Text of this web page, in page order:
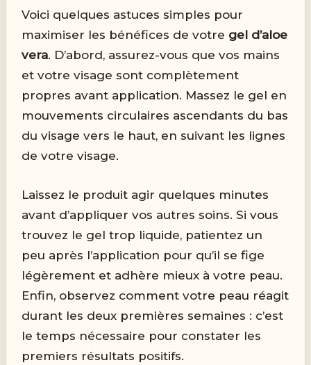
Voici quelques astuces simples pour
maximiser les bénéfices de votre gel d’aloe
vera. D’abord, assurez-vous que vos mains
et votre visage sont complètement
propres avant application. Massez le gel en
mouvements circulaires ascendants du bas
du visage vers le haut, en suivant les lignes
de votre visage.
Laissez le produit agir quelques minutes
avant d’appliquer vos autres soins. Si vous
trouvez le gel trop liquide, patientez un
peu après l’application pour qu’il se fige
légèrement et adhère mieux à votre peau.
Enfin, observez comment votre peau réagit
durant les deux premières semaines : c’est
le temps nécessaire pour constater les
premiers résultats positifs.